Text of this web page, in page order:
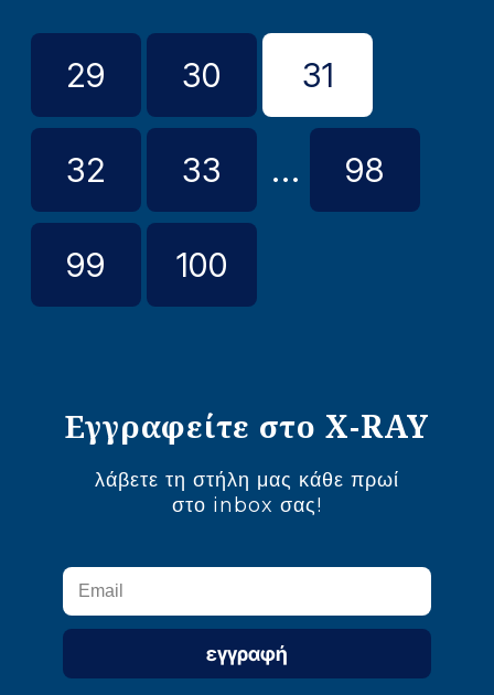
29 30 31
32 33 ... 98
99 100
Εγγραφείτε στο X-RAY
λάβετε τη στήλη μας κάθε πρωί
στο inbox σας!
εγγραφή